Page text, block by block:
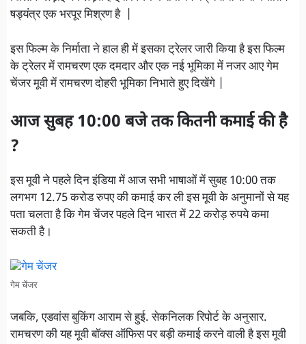
षड्यंत्र एक भरपूर मिश्रण है |
इस फिल्म के निर्माता ने हाल ही में इसका ट्रेलर जारी किया है इस फिल्म
के ट्रेलर में रामचरण एक दमदार और एक नई भूमिका में नजर आए गेम
चेंजर मूवी में रामचरण दोहरी भूमिका निभाते हुए दिखेंगे |
आज सुबह 10:00 बजे तक कितनी कमाई की है
?
इस मूवी ने पहले दिन इंडिया में आज सभी भाषाओं में सुबह 10:00 तक
लगभग 12.75 करोड रुपए की कमाई कर ली इस मूवी के अनुमानों से यह
पता चलता है कि गेम चेंजर पहले दिन भारत में 22 करोड़ रुपये कमा
सकती है।
गेम चेंजर
जबकि, एडवांस बुकिंग आराम से हुई. सेकनिलक रिपोर्ट के अनुसार.
रामचरण की यह मूवी बॉक्स ऑफिस पर बड़ी कमाई करने वाली है इस मूवी